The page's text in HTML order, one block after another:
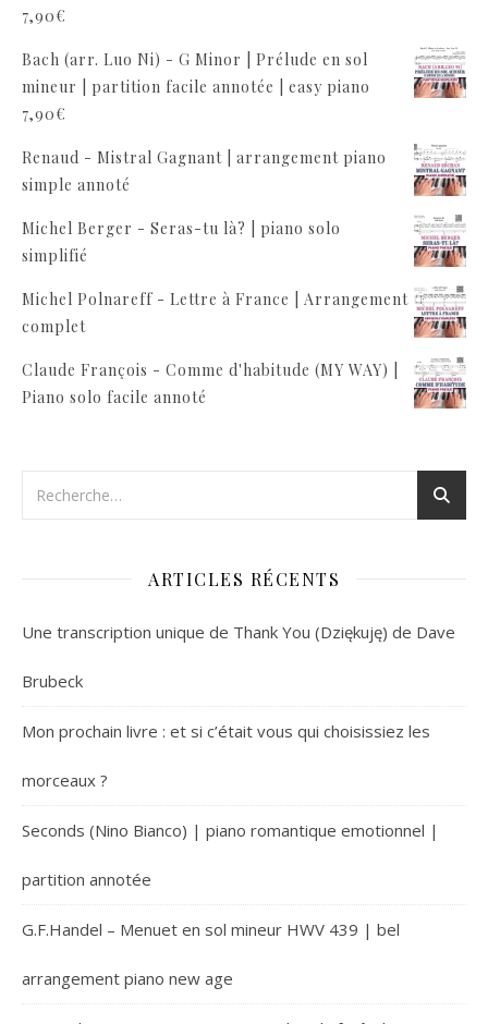
7,90€
Bach (arr. Luo Ni) - G Minor | Prélude en sol
mineur | partition facile annotée | easy piano
7,90€
Renaud - Mistral Gagnant | arrangement piano
simple annoté
Michel Berger - Seras-tu là? | piano solo
simplifié
Michel Polnareff - Lettre à France | Arrangement
complet
Claude François - Comme d'habitude (MY WAY) |
Piano solo facile annoté
ARTICLES RÉCENTS
Une transcription unique de Thank You (Dziękuję) de Dave
Brubeck
Mon prochain livre : et si c’était vous qui choisissiez les
morceaux ?
Seconds (Nino Bianco) | piano romantique emotionnel |
partition annotée
G.F.Handel – Menuet en sol mineur HWV 439 | bel
arrangement piano new age